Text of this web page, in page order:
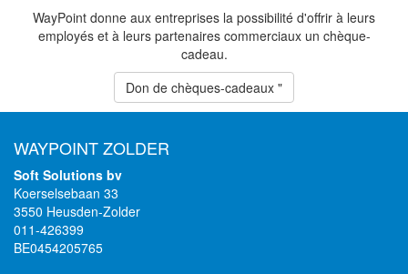
WayPoint donne aux entreprises la possibilité d'offrir à leurs
employés et à leurs partenaires commerciaux un chèque-
cadeau.
Don de chèques-cadeaux "
WAYPOINT ZOLDER
Soft Solutions bv
Koerselsebaan 33
3550 Heusden-Zolder
011-426399
BE0454205765